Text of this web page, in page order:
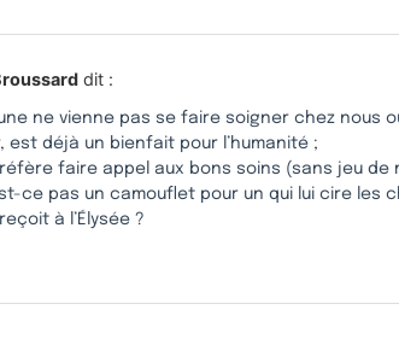
dit :
ne vienne pas se faire soigner chez nous
est déjà un bienfait pour l’humanité ;
faire appel aux bons soins (sans jeu de
ce pas un camouflet pour un qui lui cire les
à l’Élysée ?